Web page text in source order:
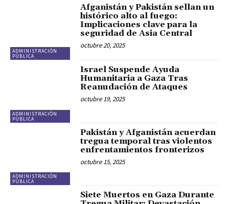
ADMINISTRACIÓN
PÚBLICA
Afganistán y Pakistán sellan un
histórico alto al fuego:
Implicaciones clave para la
seguridad de Asia Central
octubre 20, 2025
ADMINISTRACIÓN
PÚBLICA
Israel Suspende Ayuda
Humanitaria a Gaza Tras
Reanudación de Ataques
octubre 19, 2025
ADMINISTRACIÓN
PÚBLICA
Pakistán y Afganistán acuerdan
tregua temporal tras violentos
enfrentamientos fronterizos
octubre 15, 2025
Siete Muertos en Gaza Durante